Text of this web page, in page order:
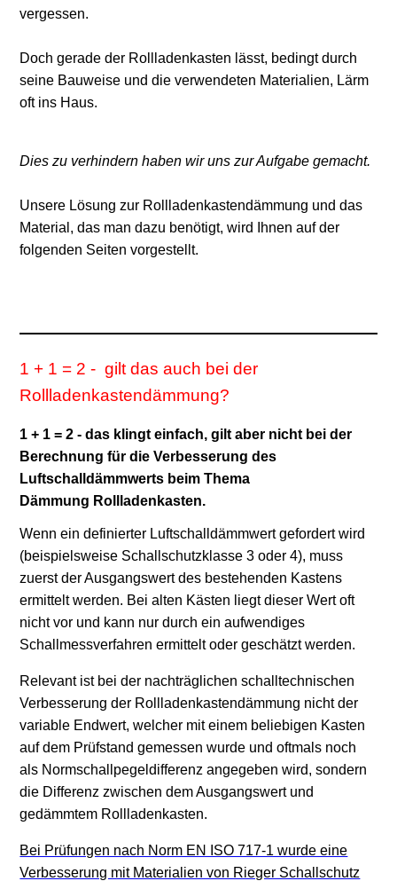
vergessen.
Doch gerade der Rollladenkasten lässt, bedingt durch
seine Bauweise und die verwendeten Materialien, Lärm
oft ins Haus.
Dies zu verhindern haben wir uns zur Aufgabe gemacht.
Unsere Lösung zur Rollladenkastendämmung und das
Material, das man dazu benötigt, wird Ihnen auf der
folgenden Seiten vorgestellt.
1 + 1 = 2 - gilt das auch bei der
Rollladenkastendämmung?
1 + 1 = 2 - das klingt einfach, gilt aber nicht bei der
Berechnung für die Verbesserung des
Luftschalldämmwerts beim Thema
Dämmung Rollladenkasten.
Wenn ein definierter Luftschalldämmwert gefordert wird
(beispielsweise Schallschutzklasse 3 oder 4), muss
zuerst der Ausgangswert des bestehenden Kastens
ermittelt werden. Bei alten Kästen liegt dieser Wert oft
nicht vor und kann nur durch ein aufwendiges
Schallmessverfahren ermittelt oder geschätzt werden.
Relevant ist bei der nachträglichen schalltechnischen
Verbesserung der Rollladenkastendämmung nicht der
variable Endwert, welcher mit einem beliebigen Kasten
auf dem Prüfstand gemessen wurde und oftmals noch
als Normschallpegeldifferenz angegeben wird, sondern
die Differenz zwischen dem Ausgangswert und
gedämmtem Rollladenkasten.
Bei Prüfungen nach Norm EN ISO 717-1 wurde eine
Verbesserung mit Materialien von Rieger Schallschutz